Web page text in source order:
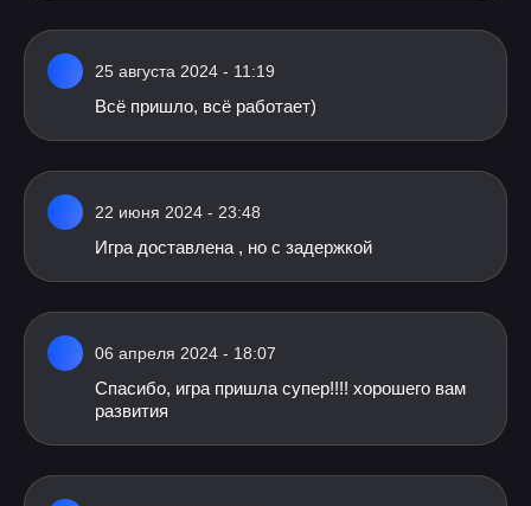
25 августа 2024 - 11:19
Всё пришло, всё работает)
22 июня 2024 - 23:48
Игра доставлена , но с задержкой
06 апреля 2024 - 18:07
Спасибо, игра пришла супер!!!! хорошего вам
развития